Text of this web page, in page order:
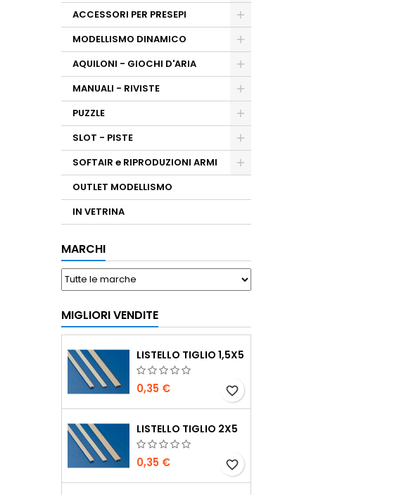
ACCESSORI PER PRESEPI
MODELLISMO DINAMICO
AQUILONI - GIOCHI D'ARIA
MANUALI - RIVISTE
PUZZLE
SLOT - PISTE
SOFTAIR e RIPRODUZIONI ARMI
OUTLET MODELLISMO
IN VETRINA
MARCHI
MIGLIORI VENDITE
LISTELLO TIGLIO 1,5X5
0,35 € favorite_border
LISTELLO TIGLIO 2X5
0,35 € favorite_border